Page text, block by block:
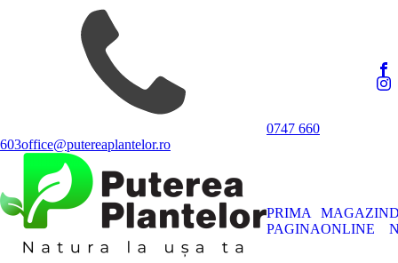
0747 660
603office@putereaplantelor.ro
PRIMA
PAGINA
MAGAZIN
ONLINE